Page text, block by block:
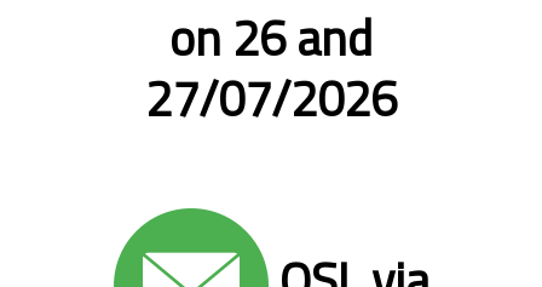
on 26 and
27/07/2026